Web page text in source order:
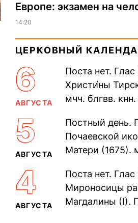
Европе: экзамен на
14:20
ЦЕРКОВНЫЙ
6
АВГУСТА
Поста нет.
Христи́ны
мчч. блгвв.
Дави́да (1015).
5
АВГУСТА
Постный день.
Почаевской
Матери (1675).
мучеников
воина
4
АВГУСТА
Поста нет.
Мироносицы
Магдалины (I).